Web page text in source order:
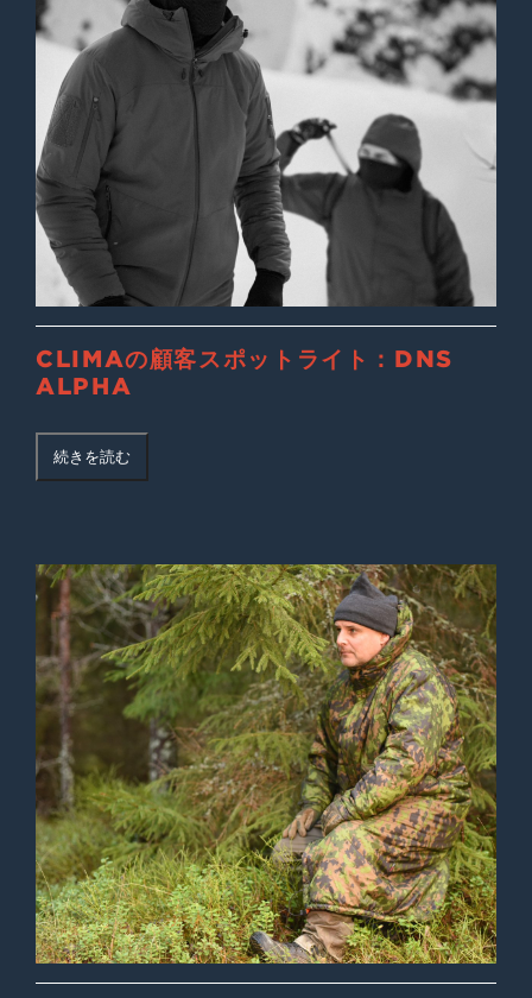
CLIMAの顧客スポットライト：DNS
ALPHA
続きを読む